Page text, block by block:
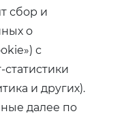
сбор и
о
с
и других).
далее по